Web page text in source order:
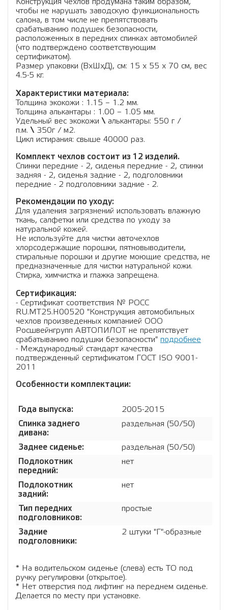
Конструкция чехлов продумана таким образом,
чтобы не нарушать заводскую функциональность
салона, в том числе не препятствовать
срабатыванию подушек безопасности,
расположенных в передних спинках автомобилей
(что подтверждено соответствующим
сертификатом).
Размер упаковки (ВхШхД), см: 15 x 55 x 70 см, вес
4.5-5 кг.
Характеристики материала:
Толщина экокожи : 1.15 – 1.2 мм.
Толщина алькантары : 1.00 – 1.05 мм.
Удельный вес экокожи \ алькантары: 550 г /
п.м. \ 350г / м2.
Цикл истирания: свыше 40000 раз.
Комплект чехлов состоит из 12 изделий.
Cпинки передние - 2, сиденья передние - 2, спинки
задняя - 2, сиденья задние - 2, подголовники
передние - 2 подголовники задние - 2.
Рекомендации по уходу:
Для удаления загрязнений использовать влажную
ткань, салфетки или средства по уходу за
натуральной кожей.
Не используйте для чистки авточехлов
хлорсодержащие порошки, пятновыводители,
стиральные порошки и другие моющие средства, не
предназначенные для чистки натуральной кожи.
Стирка, химчистка и глажка запрещена.
Сертификация:
- Сертификат соответствия № РОСС
RU.МТ25.Н00520 "Конструкция автомобильных
чехлов произведенных компанией ООО
Росшвейнгрупп АВТОПИЛОТ не препятствует
срабатыванию подушки безопасности" подробнее
- Международный стандарт качества
подтвержденный сертификатом ГОСТ ISO 9001-
2011
Особенности комплектации:
Года выпуска:
2005-2015
Спинка заднего
дивана:
раздельная (50/50)
Заднее сиденье:
раздельная (50/50)
Подлокотник
передний:
нет
Подлокотник
задний:
нет
Тип передних
подголовников:
простые
Задние
подголовники:
2 штуки "Г"-образные
* На водительском сиденье (слева) есть ТО под
ручку регулировки (открытое).
* Нет отверстия под лифтинг на переднем сиденье.
Делается по месту при установке.